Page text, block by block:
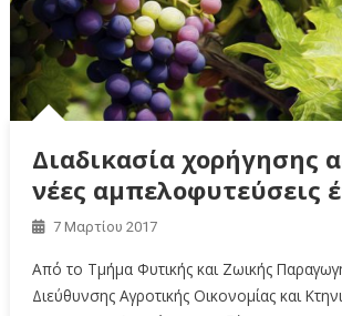
Διαδικασία χορήγησης
νέες αμπελοφυτεύσεις
7 Μαρτίου 2017
Από το Τμήμα Φυτικής και Ζωικής
Διεύθυνσης Αγροτικής Οικονομίας και